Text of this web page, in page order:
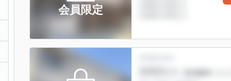
会員限定